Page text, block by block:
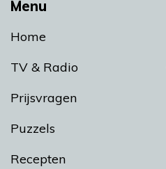
Menu
Home
TV & Radio
Prijsvragen
Puzzels
Recepten